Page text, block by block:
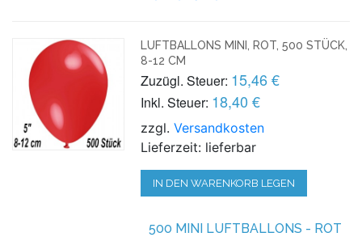
LUFTBALLONS MINI, ROT, 500 STÜCK,
8-12 CM
Zuzügl. Steuer: 15,46 €
Inkl. Steuer: 18,40 €
zzgl.Versandkosten
Lieferzeit: lieferbar
IN DEN WARENKORB LEGEN
500 MINI LUFTBALLONS - ROT